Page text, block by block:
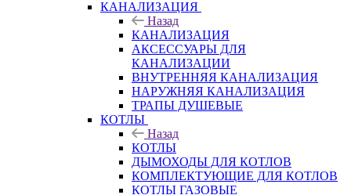
КАНАЛИЗАЦИЯ
Назад
КАНАЛИЗАЦИЯ
АКСЕССУАРЫ ДЛЯ
КАНАЛИЗАЦИИ
ВНУТРЕННЯЯ КАНАЛИЗАЦИЯ
НАРУЖНЯЯ КАНАЛИЗАЦИЯ
ТРАПЫ ДУШЕВЫЕ
КОТЛЫ
Назад
КОТЛЫ
ДЫМОХОДЫ ДЛЯ КОТЛОВ
КОМПЛЕКТУЮЩИЕ ДЛЯ КОТЛОВ
КОТЛЫ ГАЗОВЫЕ